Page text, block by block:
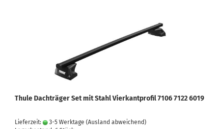
Thule Dachträger Set mit Stahl Vierkantprofil 7106 7122 6019
Lieferzeit: 3-5 Werktage (Ausland abweichend)